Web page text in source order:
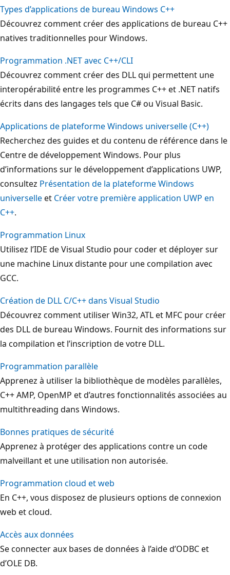
Types d’applications de bureau Windows C++
Découvrez comment créer des applications de bureau C++
natives traditionnelles pour Windows.
Programmation .NET avec C++/CLI
Découvrez comment créer des DLL qui permettent une
interopérabilité entre les programmes C++ et .NET natifs
écrits dans des langages tels que C# ou Visual Basic.
Applications de plateforme Windows universelle (C++)
Recherchez des guides et du contenu de référence dans le
Centre de développement Windows. Pour plus
d’informations sur le développement d’applications UWP,
consultez Présentation de la plateforme Windows
universelleet Créer votre première application UWP en
C++.
Programmation Linux
Utilisez l’IDE de Visual Studio pour coder et déployer sur
une machine Linux distante pour une compilation avec
GCC.
Création de DLL C/C++ dans Visual Studio
Découvrez comment utiliser Win32, ATL et MFC pour créer
des DLL de bureau Windows. Fournit des informations sur
la compilation et l’inscription de votre DLL.
Programmation parallèle
Apprenez à utiliser la bibliothèque de modèles parallèles,
C++ AMP, OpenMP et d’autres fonctionnalités associées au
multithreading dans Windows.
Bonnes pratiques de sécurité
Apprenez à protéger des applications contre un code
malveillant et une utilisation non autorisée.
Programmation cloud et web
En C++, vous disposez de plusieurs options de connexion
web et cloud.
Accès aux données
Se connecter aux bases de données à l’aide d’ODBC et
d’OLE DB.